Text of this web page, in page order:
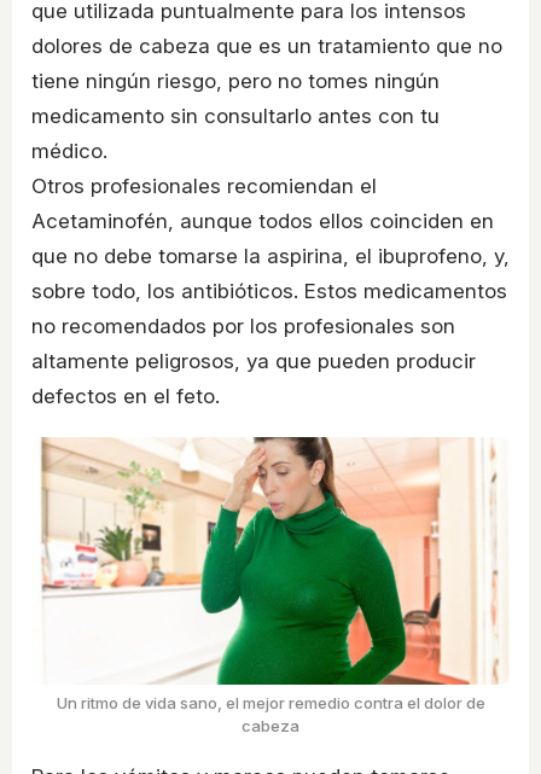
que utilizada puntualmente para los intensos
dolores de cabeza que es un tratamiento que no
tiene ningún riesgo, pero no tomes ningún
medicamento sin consultarlo antes con tu
médico.
Otros profesionales recomiendan el
Acetaminofén, aunque todos ellos coinciden en
que no debe tomarse la aspirina, el ibuprofeno, y,
sobre todo, los antibióticos. Estos medicamentos
no recomendados por los profesionales son
altamente peligrosos, ya que pueden producir
defectos en el feto.
Un ritmo de vida sano, el mejor remedio contra el dolor de
cabeza